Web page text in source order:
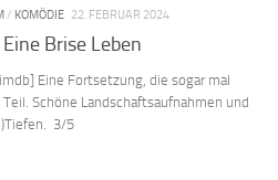
/ KOMÖDIE 22. FEBRUAR 2024
Brise Leben
Eine Fortsetzung, die sogar mal
Schöne Landschaftsaufnahmen und
3/5